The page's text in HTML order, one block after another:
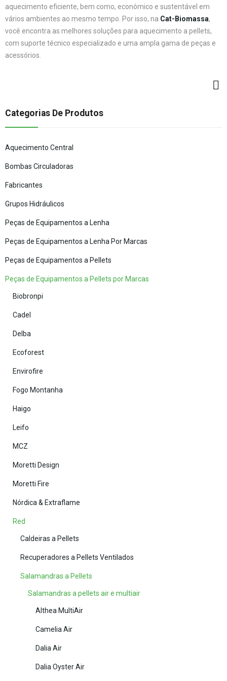
aquecimento eficiente, bem como, económico e sustentável em
vários ambientes ao mesmo tempo. Por isso, na Cat-Biomassa,
você encontra as melhores soluções para aquecimento a pellets,
com suporte técnico especializado e uma ampla gama de peças e
acessórios.
Categorias De Produtos
Aquecimento Central
Bombas Circuladoras
Fabricantes
Grupos Hidráulicos
Peças de Equipamentos a Lenha
Peças de Equipamentos a Lenha Por Marcas
Peças de Equipamentos a Pellets
Peças de Equipamentos a Pellets por Marcas
Biobronpi
Cadel
Delba
Ecoforest
Envirofire
Fogo Montanha
Haigo
Leifo
MCZ
Moretti Design
Moretti Fire
Nórdica & Extraflame
Red
Caldeiras a Pellets
Recuperadores a Pellets Ventilados
Salamandras a Pellets
Salamandras a pellets air e multiair
Althea MultiAir
Camelia Air
Dalia Air
Dalia Oyster Air